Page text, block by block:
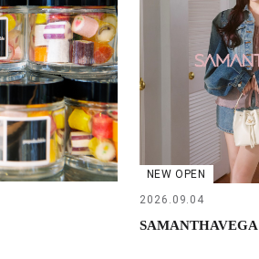
NEW OPEN
2026.09.04